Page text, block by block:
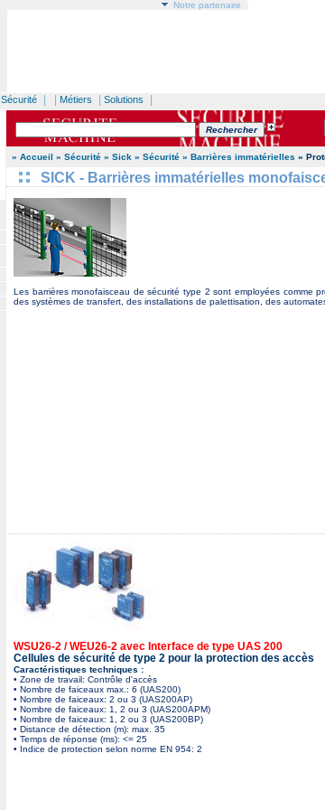
Notre partenaire
Sécurité Métiers Solutions
» Accueil » Sécurité » Sick » Sécurité » Barrières immatérielles »
SICK - Barrières immatérielles
Les barrières monofaisceau de sécurité type 2 sont employées comme
des systèmes de transfert, des installations de palettisation, des
WSU26-2 / WEU26-2 avec Interface de type UAS 200
Cellules de sécurité de type 2 pour la protection des accès
Caractéristiques techniques :
• Zone de travail: Contrôle d'accès
• Nombre de faiceaux max.: 6 (UAS200)
• Nombre de faiceaux: 2 ou 3 (UAS200AP)
• Nombre de faiceaux: 1, 2 ou 3 (UAS200APM)
• Nombre de faiceaux: 1, 2 ou 3 (UAS200BP)
• Distance de détection (m): max. 35
• Temps de réponse (ms): <= 25
• Indice de protection selon norme EN 954: 2